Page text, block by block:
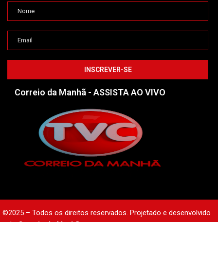
Correio da Manhã - ASSISTA AO VIVO
©2025 – Todos os direitos reservados. Projetado e desenvolvido
peloCorreio da Manhã.